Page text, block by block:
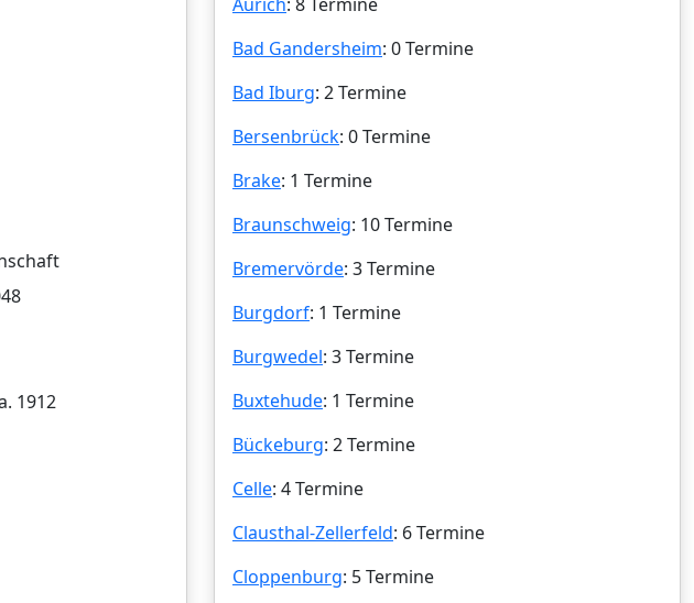
1912
Bad Gandersheim: 0 Termine
Bad Iburg: 2 Termine
Bersenbrück: 0 Termine
Brake: 1 Termine
Braunschweig: 10 Termine
Bremervörde: 3 Termine
Burgdorf: 1 Termine
Burgwedel: 3 Termine
Buxtehude: 1 Termine
Bückeburg: 2 Termine
Celle: 4 Termine
Clausthal-Zellerfeld: 6 Termine
Cloppenburg: 5 Termine